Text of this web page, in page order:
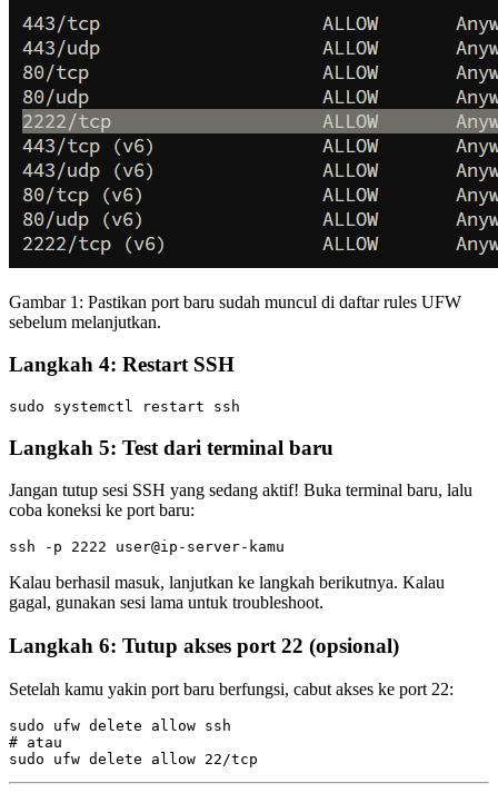
Gambar 1: Pastikan port baru sudah muncul di daftar rules UFW
sebelum melanjutkan.
Langkah 4: Restart SSH
Langkah 5: Test dari terminal baru
Jangan tutup sesi SSH yang sedang aktif! Buka terminal baru, lalu
coba koneksi ke port baru:
Kalau berhasil masuk, lanjutkan ke langkah berikutnya. Kalau
gagal, gunakan sesi lama untuk troubleshoot.
Langkah 6: Tutup akses port 22 (opsional)
Setelah kamu yakin port baru berfungsi, cabut akses ke port 22:
sudo ufw delete allow ssh
# atau